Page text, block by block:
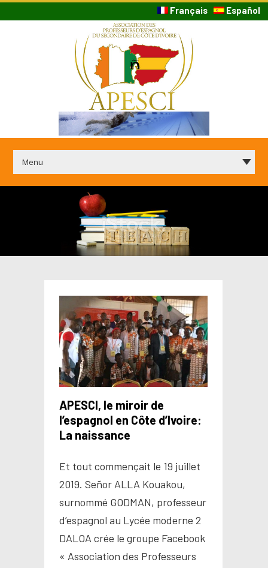
Français Español
APESCI, le miroir de
l’espagnol en Côte d’Ivoire:
La naissance
Et tout commençait le 19 juillet
2019. Señor ALLA Kouakou,
surnommé GODMAN, professeur
d’espagnol au Lycée moderne 2
DALOA crée le groupe Facebook
« Association des Professeurs